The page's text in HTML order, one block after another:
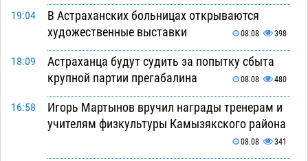
19:04
В Астраханских больницах открываются
художественные выставки
08.08 398
18:09
Астраханца будут судить за попытку сбыта
крупной партии прегабалина
08.08 480
16:58
Игорь Мартынов вручил награды тренерам и
учителям физкультуры Камызякского района
08.08 341